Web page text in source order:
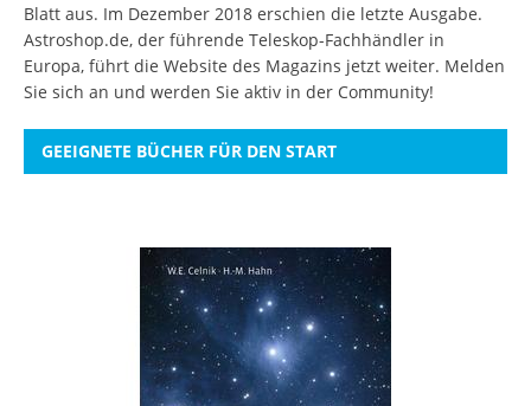
Blatt aus. Im Dezember 2018 erschien die letzte Ausgabe.
Astroshop.de, der führende Teleskop-Fachhändler in
Europa, führt die Website des Magazins jetzt weiter. Melden
Sie sich an und werden Sie aktiv in der Community!
GEEIGNETE BÜCHER FÜR DEN START